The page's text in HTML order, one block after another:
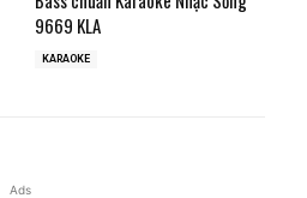
9669 KLA
KARAOKE
Ads